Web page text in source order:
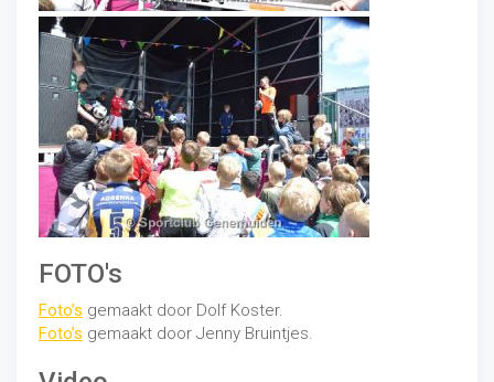
FOTO's
Foto’s gemaakt door Dolf Koster.
Foto’s gemaakt door Jenny Bruintjes.